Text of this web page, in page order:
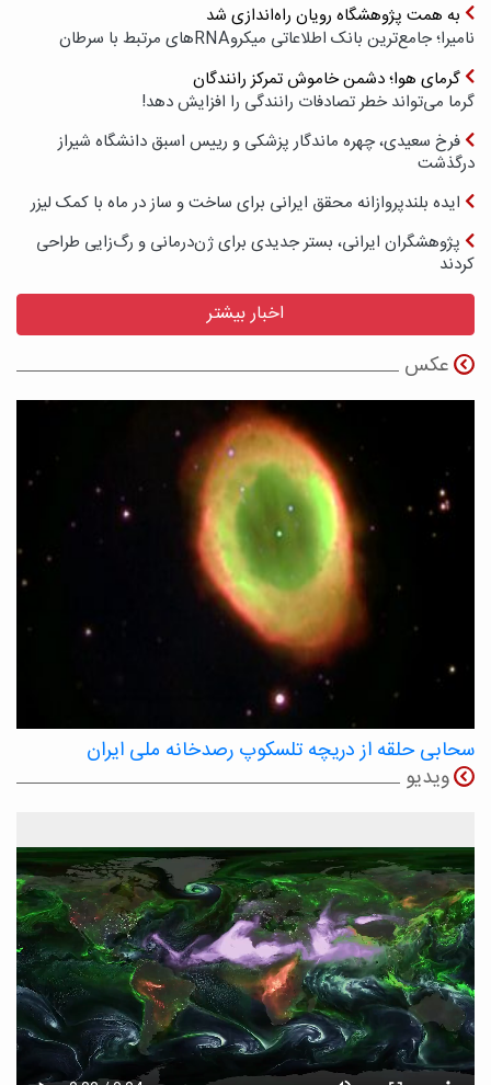
به همت پژوهشگاه رویان راه‌اندازی شد
نامیرا؛ جامع‌ترین بانک اطلاعاتی میکروRNAهای مرتبط با سرطان
گرمای هوا؛ دشمن خاموش تمرکز رانندگان
گرما می‌تواند خطر تصادفات رانندگی را افزایش دهد!
فرخ سعیدی، چهره ماندگار پزشکی و رییس اسبق دانشگاه شیراز
درگذشت
ایده بلندپروازانه محقق ایرانی برای ساخت و ساز در ماه با کمک لیزر
پژوهشگران ایرانی، بستر جدیدی برای ژن‌درمانی و رگ‌زایی طراحی
کردند
اخبار بیشتر
عکس
سحابی حلقه از دریچه تلسکوپ رصدخانه ملی ایران
ویدیو